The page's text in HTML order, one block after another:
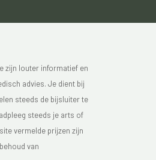
zijn louter informatief en
advies. Je dient bij
steeds de bijsluiter te
steeds je arts of
vermelde prijzen zijn
van